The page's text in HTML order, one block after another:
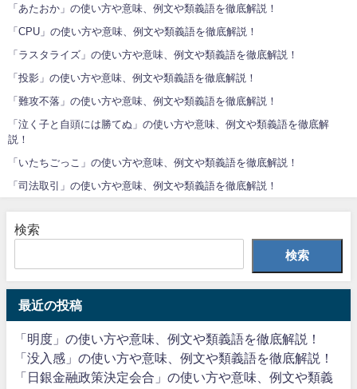
「あたおか」の使い方や意味、例文や類義語を徹底解説！
「CPU」の使い方や意味、例文や類義語を徹底解説！
「ラスタライズ」の使い方や意味、例文や類義語を徹底解説！
「投影」の使い方や意味、例文や類義語を徹底解説！
「難攻不落」の使い方や意味、例文や類義語を徹底解説！
「泣く子と自頭には勝てぬ」の使い方や意味、例文や類義語を徹底解
説！
「いたちごっこ」の使い方や意味、例文や類義語を徹底解説！
「司法取引」の使い方や意味、例文や類義語を徹底解説！
検索
検索
最近の投稿
「明度」の使い方や意味、例文や類義語を徹底解説！
「没入感」の使い方や意味、例文や類義語を徹底解説！
「日銀金融政策決定会合」の使い方や意味、例文や類義